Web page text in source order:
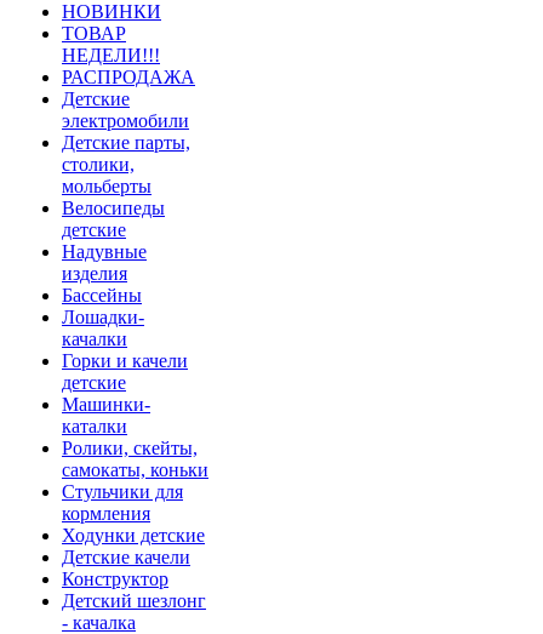
НОВИНКИ
ТОВАР
НЕДЕЛИ!!!
РАСПРОДАЖА
Детские
электромобили
Детские парты,
столики,
мольберты
Велосипеды
детские
Надувные
изделия
Бассейны
Лошадки-
качалки
Горки и качели
детские
Машинки-
каталки
Ролики, скейты,
самокаты, коньки
Стульчики для
кормления
Ходунки детские
Детские качели
Конструктор
Детский шезлонг
- качалка